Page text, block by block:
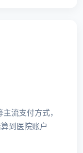
流支付方式，
到医院账户